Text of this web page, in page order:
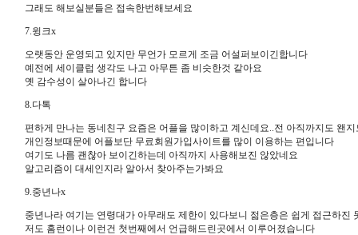
그래도 해보실분들은 접속한번해보세요
7.윙크x
오랫동안 운영되고 있지만 무언가 모르게 조금 어설퍼보이긴합니다
예전에 세이클럽 생각도 나고 아무튼 좀 비슷한것 같아요
옛 감수성이 살아나긴 합니다
8.다톡
편하게 만나는 동네친구 요즘은 어플을 많이하고 계신데요..전 아직까지도 왠지
개인정보때문에 어플보단 무료회원가입사이트를 많이 이용하는 편입니다
여기도 나름 괜찮아 보이긴하는데 아직까지 사용해보진 않았네요
알고리즘이 대세인지라 알아서 찾아주는가봐요
9.중년나x
중년나라 여기는 연령대가 아무래도 제한이 있다보니 젊은층은 쉽게 접근하진
저도 홈런이나 이런건 첫번째에서 언급해드린곳에서 이루어졌습니다